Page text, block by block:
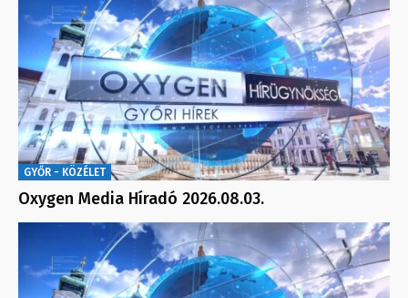
GYŐR - KÖZÉLET
Oxygen Media Híradó 2026.08.03.